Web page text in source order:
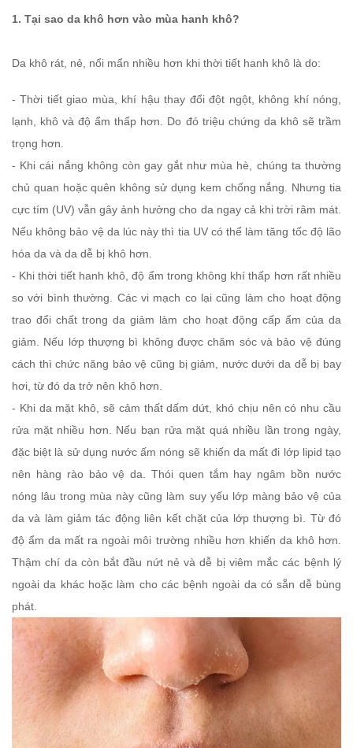
1. Tại sao da khô hơn vào mùa hanh khô?
Da khô rát, nẻ, nổi mẩn nhiều hơn khi thời tiết hanh khô là do:
- Thời tiết giao mùa, khí hậu thay đổi đột ngột, không khí nóng,
lạnh, khô và độ ẩm thấp hơn. Do đó triệu chứng da khô sẽ trầm
trọng hơn.
- Khi cái nắng không còn gay gắt như mùa hè, chúng ta thường
chủ quan hoặc quên không sử dụng kem chống nắng. Nhưng tia
cực tím (UV) vẫn gây ảnh hưởng cho da ngay cả khi trời râm mát.
Nếu không bảo vệ da lúc này thì tia UV có thể làm tăng tốc độ lão
hóa da và da dễ bị khô hơn.
- Khi thời tiết hanh khô, độ ẩm trong không khí thấp hơn rất nhiều
so với bình thường. Các vi mạch co lại cũng làm cho hoạt động
trao đổi chất trong da giảm làm cho hoạt động cấp ẩm của da
giảm. Nếu lớp thượng bì không được chăm sóc và bảo vệ đúng
cách thì chức năng bảo vệ cũng bị giảm, nước dưới da dễ bị bay
hơi, từ đó da trở nên khô hơn.
- Khi da mặt khô, sẽ cảm thất dấm dứt, khó chịu nên có nhu cầu
rửa mặt nhiều hơn. Nếu bạn rửa mặt quá nhiều lần trong ngày,
đặc biệt là sử dụng nước ấm nóng sẽ khiến da mất đi lớp lipid tạo
nên hàng rào bảo vệ da. Thói quen tắm hay ngâm bồn nước
nóng lâu trong mùa này cũng làm suy yếu lớp màng bảo vệ của
da và làm giảm tác động liên kết chặt của lớp thượng bì. Từ đó
độ ẩm da mất ra ngoài môi trường nhiều hơn khiến da khô hơn.
Thậm chí da còn bắt đầu nứt nẻ và dễ bị viêm mắc các bệnh lý
ngoài da khác hoặc làm cho các bệnh ngoài da có sẵn dễ bùng
phát.